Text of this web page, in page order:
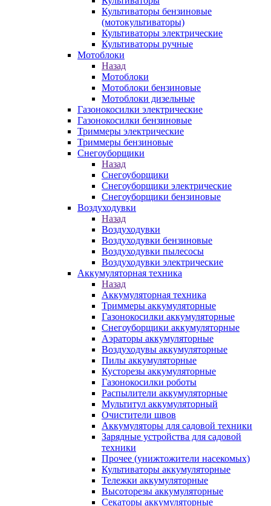
Культиваторы бензиновые
(мотокультиваторы)
Культиваторы электрические
Культиваторы ручные
Мотоблоки
Назад
Мотоблоки
Мотоблоки бензиновые
Мотоблоки дизельные
Газонокосилки электрические
Газонокосилки бензиновые
Триммеры электрические
Триммеры бензиновые
Снегоуборщики
Назад
Снегоуборщики
Снегоуборщики электрические
Снегоуборщики бензиновые
Воздуходувки
Назад
Воздуходувки
Воздуходувки бензиновые
Воздуходувки пылесосы
Воздуходувки электрические
Аккумуляторная техника
Назад
Аккумуляторная техника
Триммеры аккумуляторные
Газонокосилки аккумуляторные
Снегоуборщики аккумуляторные
Аэраторы аккумуляторные
Воздуходувы аккумуляторные
Пилы аккумуляторные
Кусторезы аккумуляторные
Газонокосилки роботы
Распылители аккумуляторные
Мультитул аккумуляторный
Очистители швов
Аккумуляторы для садовой техники
Зарядные устройства для садовой
техники
Прочее (унижтожители насекомых)
Культиваторы аккумуляторные
Тележки аккумуляторные
Высоторезы аккумуляторные
Секаторы аккумуляторные